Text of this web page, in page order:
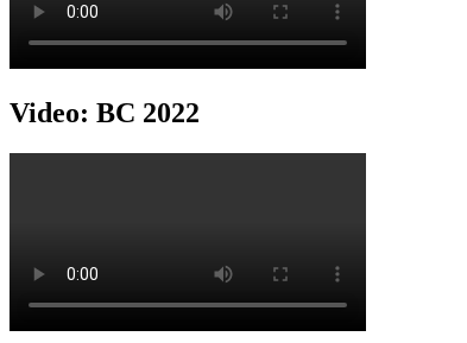
Video: BC 2022